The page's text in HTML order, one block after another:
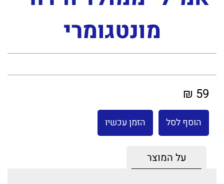
מונטגומרי
59 ₪
הוסף לסל הזמן עכשיו
על המוצר